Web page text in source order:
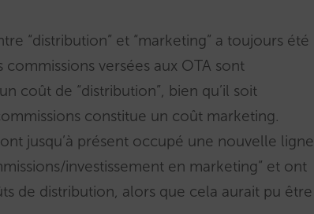
“distribution” et “marketing” a toujours été
versées aux OTA sont
coût de “distribution”, bien qu’il soit
constitue un coût marketing.
jusqu’à présent occupé une nouvelle ligne
investissement en marketing” et ont
de distribution, alors que cela aurait pu être